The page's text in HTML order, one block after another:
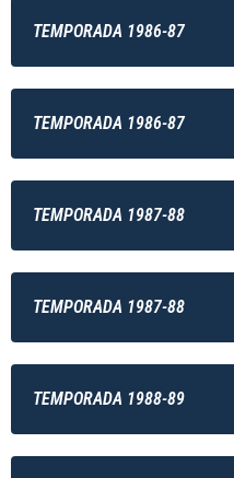
TEMPORADA 1986-87
TEMPORADA 1986-87
TEMPORADA 1987-88
TEMPORADA 1987-88
TEMPORADA 1988-89